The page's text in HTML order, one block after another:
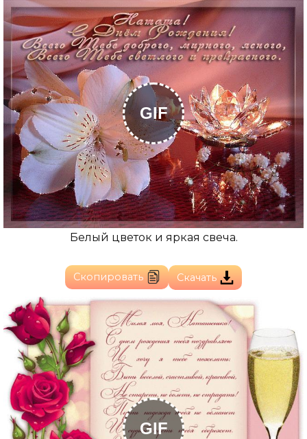
GIF
Белый цветок и яркая свеча.
Скопировать Скачать
GIF